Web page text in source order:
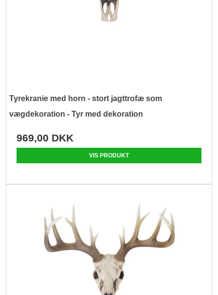
Tyrekranie med horn - stort jagttrofæ som
vægdekoration - Tyr med dekoration
969,00 DKK
VIS PRODUKT